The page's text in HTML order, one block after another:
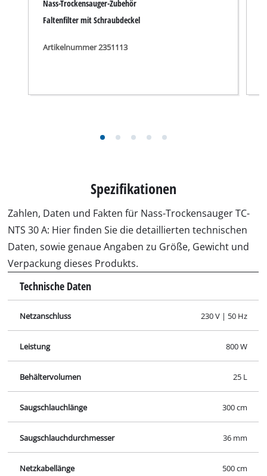
Nass-Trockensauger-Zubehör
Faltenfilter mit Schraubdeckel
Artikelnummer 2351113
Spezifikationen
Zahlen, Daten und Fakten für Nass-Trockensauger TC-
NTS 30 A: Hier finden Sie die detaillierten technischen
Daten, sowie genaue Angaben zu Größe, Gewicht und
Verpackung dieses Produkts.
Technische Daten
Netzanschluss 230 V | 50 Hz
Leistung 800 W
Behältervolumen 25 L
Saugschlauchlänge 300 cm
Saugschlauchdurchmesser 36 mm
Netzkabellänge 500 cm